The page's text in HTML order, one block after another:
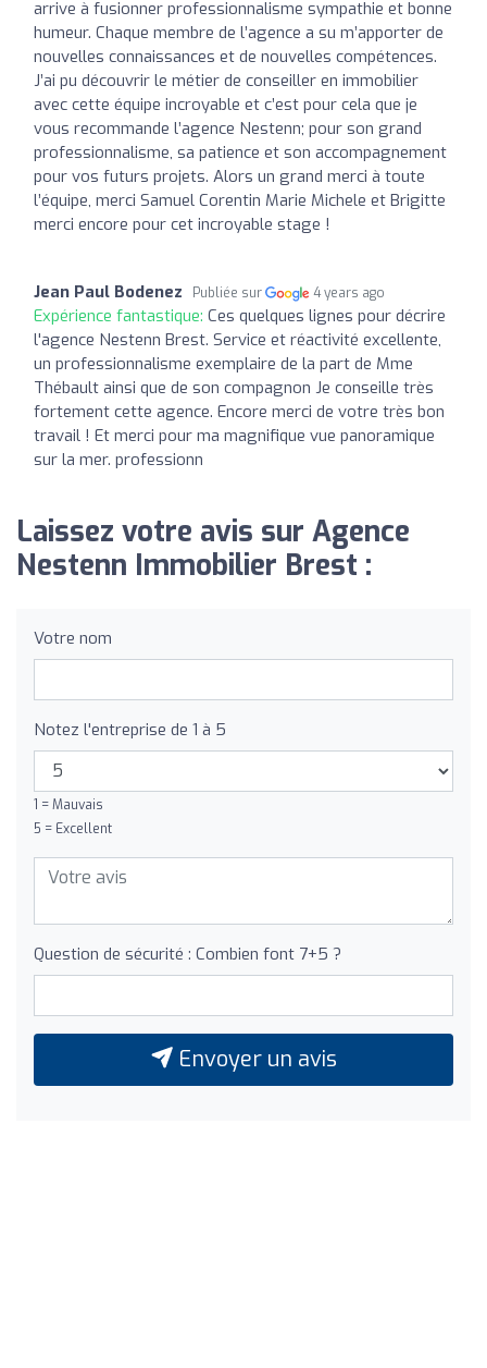
arrive à fusionner professionnalisme sympathie et bonne
humeur. Chaque membre de l’agence a su m’apporter de
nouvelles connaissances et de nouvelles compétences.
J’ai pu découvrir le métier de conseiller en immobilier
avec cette équipe incroyable et c’est pour cela que je
vous recommande l’agence Nestenn; pour son grand
professionnalisme, sa patience et son accompagnement
pour vos futurs projets. Alors un grand merci à toute
l’équipe, merci Samuel Corentin Marie Michele et Brigitte
merci encore pour cet incroyable stage !
Jean Paul Bodenez Publiée sur 4 years ago
Expérience fantastique: Ces quelques lignes pour décrire
l'agence Nestenn Brest. Service et réactivité excellente,
un professionnalisme exemplaire de la part de Mme
Thébault ainsi que de son compagnon Je conseille très
fortement cette agence. Encore merci de votre très bon
travail ! Et merci pour ma magnifique vue panoramique
sur la mer. professionn
Laissez votre avis sur Agence
Nestenn Immobilier Brest :
Votre nom
Notez l'entreprise de 1 à 5
1 = Mauvais
5 = Excellent
Question de sécurité : Combien font 7+5 ?
Envoyer un avis